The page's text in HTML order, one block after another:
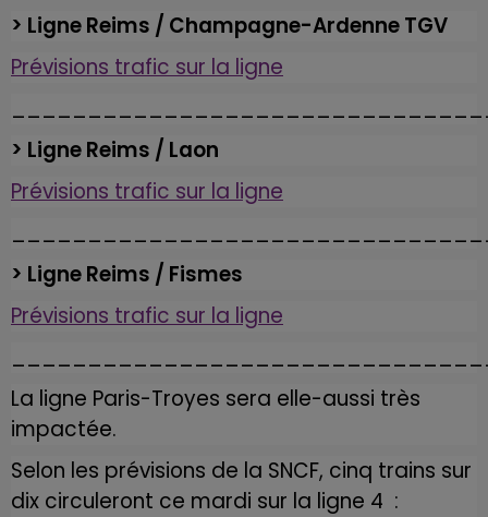
> Ligne Reims / Champagne-Ardenne TGV
Prévisions trafic sur la ligne
> Ligne Reims / Laon
Prévisions trafic sur la ligne
> Ligne Reims / Fismes
Prévisions trafic sur la ligne
La ligne Paris-Troyes sera elle-aussi très
impactée.
Selon les prévisions de la SNCF, cinq trains sur
dix circuleront ce mardi sur la ligne 4 :